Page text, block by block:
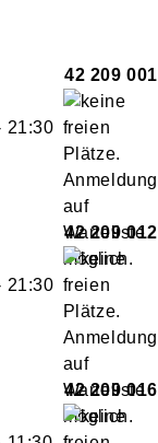
42 209 001
21:30
42 209 012
21:30
42 209 016